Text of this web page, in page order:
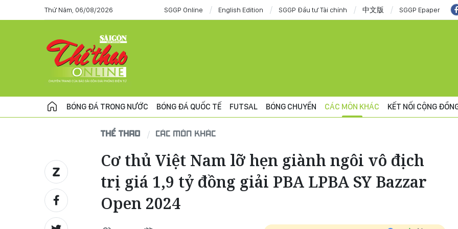
Thứ Năm, 06/08/2026 SGGP Online English Edition SGGP Đầu tư Tài chính 中文版 SGGP Epaper
BÓNG ĐÁ TRONG NƯỚC BÓNG ĐÁ QUỐC TẾ FUTSAL BÓNG CHUYỀN CÁC MÔN KHÁC KẾT NỐI CỘNG
THỂ THAO CÁC MÔN KHÁC
Cơ thủ Việt Nam lỡ hẹn giành ngôi vô địch
trị giá 1,9 tỷ đồng giải PBA LPBA SY Bazzar
Open 2024